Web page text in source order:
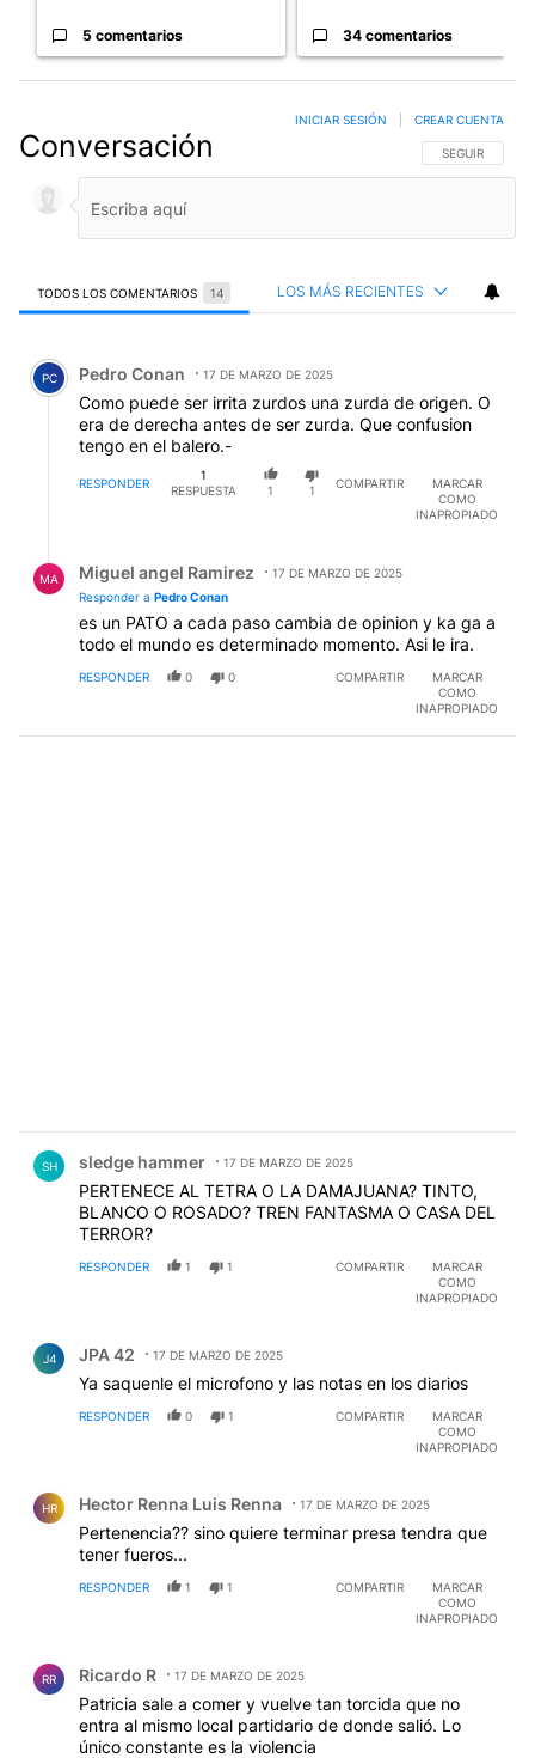
5 comentarios 34 comentarios
Conversación SIGA ESTA
SEGUIR
INICIAR SESIÓN CREAR CUENTA
TODOS LOS COMENTARIOS 14 LOS MÁS RECIENTES
Comentario de Pedro Conan.
PC Pedro Conan 17 DE MARZO DE 2025
Como puede ser irrita zurdos una zurda de origen. O
era de derecha antes de ser zurda. Que confusion
tengo en el balero.-
RESPONDER
1
RESPUESTA
1 1
COMPARTIR
MARCAR
COMO
INAPROPIADO
MA Miguel angel Ramirez
17 DE MARZO DE 2025
Responder a Pedro Conan
es un PATO a cada paso cambia de opinion y ka ga a
todo el mundo es determinado momento. Asi le ira.
RESPONDER 0 0 COMPARTIR
MARCAR
COMO
INAPROPIADO
SH sledge hammer 17 DE MARZO DE 2025
PERTENECE AL TETRA O LA DAMAJUANA? TINTO,
BLANCO O ROSADO? TREN FANTASMA O CASA DEL
TERROR?
RESPONDER 1 1 COMPARTIR
MARCAR
COMO
INAPROPIADO
J4 JPA 42 17 DE MARZO DE 2025
Ya saquenle el microfono y las notas en los diarios
RESPONDER 0 1 COMPARTIR
MARCAR
COMO
INAPROPIADO
HR Hector Renna Luis Renna 17 DE MARZO DE 2025
Pertenencia?? sino quiere terminar presa tendra que
tener fueros...
RESPONDER 1 1 COMPARTIR
MARCAR
COMO
INAPROPIADO
RR Ricardo R 17 DE MARZO DE 2025
Patricia sale a comer y vuelve tan torcida que no
entra al mismo local partidario de donde salió. Lo
único constante es la violencia